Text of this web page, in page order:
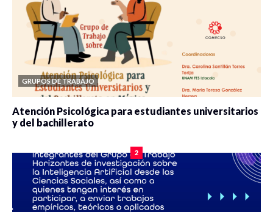
GRUPOS DE TRABAJO
Atención Psicológica para estudiantes universitarios
y del bachillerato
2